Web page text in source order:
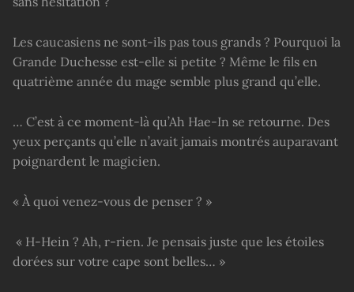
Les caucasiens ne sont-ils pas tous grands ? Pourquoi la
Grande Duchesse est-elle si petite ? Même le fils en
quatrième année du mage semble plus grand qu’elle.
… C’est à ce moment-là qu’Ah Hae-In se retourne. Des
yeux perçants qu’elle n’avait jamais montrés auparavant
poignardent le magicien.
« À quoi venez-vous de penser ? »
« H-Hein ? Ah, r-rien. Je pensais juste que les étoiles
dorées sur votre cape sont belles… »